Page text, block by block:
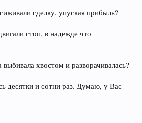
сделку, упуская прибыль?
стоп, в надежде что
выбивала хвостом и разворачивалась?
десятки и сотни раз. Думаю, у Вас